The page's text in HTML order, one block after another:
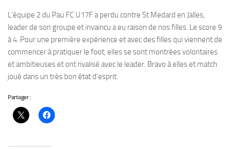
L’équipe 2 du Pau FC U17F a perdu contre St Medard en Jalles,
leader de son groupe et invaincu a eu raison de nos filles. Le score 9
à 4. Pour une première expérience et avec des filles qui viennent de
commencer à pratiquer le foot, elles se sont montrées volontaires
et ambitieuses et ont rivalisé avec le leader. Bravo à elles et match
joué dans un très bon état d’esprit.
Partager :